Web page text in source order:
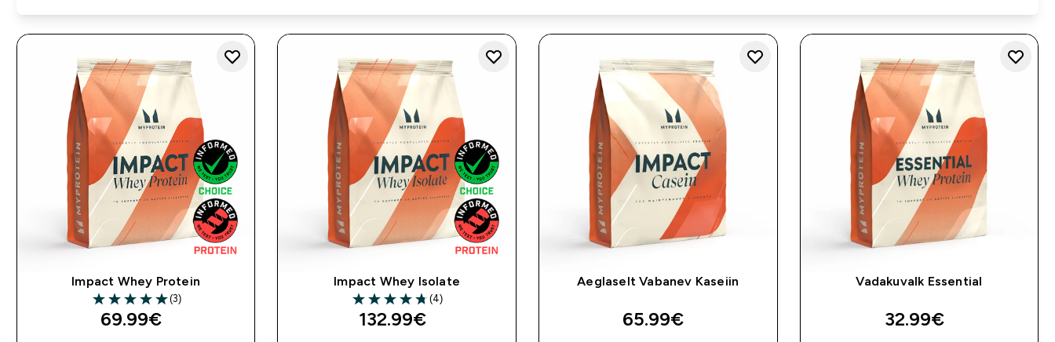
Impact Whey Protein
5 out of 5 stars
(3)
69.99€‎
Impact Whey Isolate
4.75 out of 5 stars
(4)
132.99€‎
Aeglaselt Vabanev Kaseiin
65.99€‎
Vadakuvalk Essential
32.99€‎